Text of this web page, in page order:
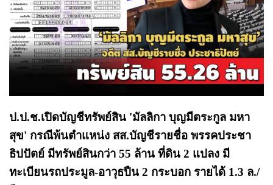
ป.ป.ช.เปิดบัญชีทรัพย์สิน 'มัลลิกา บุญมีตระกูล มหา
สุข' กรณีพ้นตำแหน่ง สส.บัญชีรายชื่อ พรรคประชา
ธิปปัตย์ มีทรัพย์สินกว่า 55 ล้าน ที่ดิน 2 แปลง มี
ทะเบียนรถประมูล-อาวุธปืน 2 กระบอก รายได้ 1.3 ล./